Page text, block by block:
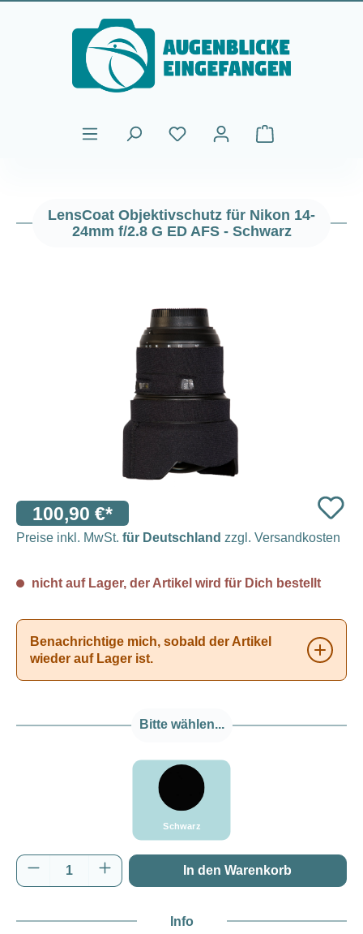
Zum Hauptinhalt springen
Warenkorb
LensCoat Objektivschutz für Nikon 14-
24mm f/2.8 G ED AFS - Schwarz
100,90 €*
Preise inkl. MwSt. für Deutschland zzgl. Versandkosten
nicht auf Lager, der Artikel wird für Dich bestellt
Benachrichtige mich, sobald der Artikel
wieder auf Lager ist.
Bitte wählen...
Schwarz
###Schwarz###LensCoat
Produkt Anzahl: Gib den gewünschten
In den Warenkorb
Info